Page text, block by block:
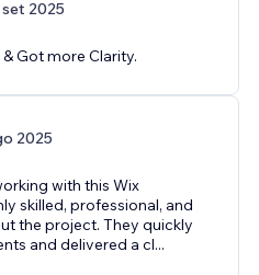
2025
Got more Clarity.
2025
with this Wix
skilled, professional, and
the project. They quickly
and delivered a cl...